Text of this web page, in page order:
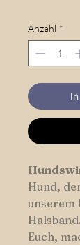
Anzahl *
Hund,
Euch,